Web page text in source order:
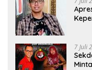
7 Juli